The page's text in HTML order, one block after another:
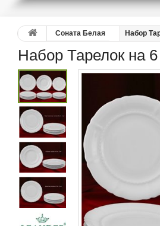
Соната Белая Набор
Набор Тарелок на